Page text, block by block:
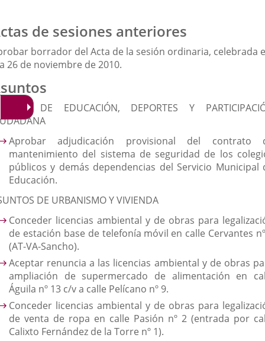
de sesiones anteriores
borrador del Acta de la sesión ordinaria, celebrada
26 de noviembre de 2010.
DE EDUCACIÓN, DEPORTES Y
Aprobar adjudicación provisional del contrato
mantenimiento del sistema de seguridad de los
públicos y demás dependencias del Servicio Municipal
Educación.
DE URBANISMO Y VIVIENDA
Conceder licencias ambiental y de obras para
de estación base de telefonía móvil en calle Cervantes
(AT-VA-Sancho).
Aceptar renuncia a las licencias ambiental y de obras
ampliación de supermercado de alimentación en
Águila nº 13 c/v a calle Pelícano nº 9.
Conceder licencias ambiental y de obras para
de venta de ropa en calle Pasión nº 2 (entrada por
Calixto Fernández de la Torre nº 1).